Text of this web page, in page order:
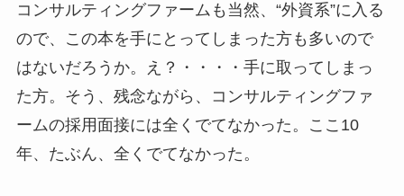
コンサルティングファームも当然、“外資系”に入る
ので、この本を手にとってしまった方も多いので
はないだろうか。え？・・・・手に取ってしまっ
た方。そう、残念ながら、コンサルティングファ
ームの採用面接には全くでてなかった。ここ10
年、たぶん、全くでてなかった。